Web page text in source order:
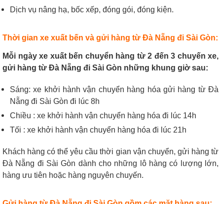
Dịch vụ nâng hạ, bốc xếp, đóng gói, đóng kiện.
Thời gian xe xuất bến và gửi hàng từ Đà Nẵng đi Sài Gòn:
Mỗi ngày xe xuất bến chuyển hàng từ 2 đến 3 chuyến xe,
gửi hàng từ Đà Nẵng đi Sài Gòn những khung giờ sau:
Sáng: xe khởi hành vận chuyển hàng hóa gửi hàng từ Đà
Nẵng đi Sài Gòn đi lúc 8h
Chiều : xe khởi hành vận chuyển hàng hóa đi lúc 14h
Tối : xe khởi hành vận chuyển hàng hóa đi lúc 21h
Khách hàng có thể yêu cầu thời gian vận chuyển, gửi hàng từ
Đà Nẵng đi Sài Gòn dành cho những lô hàng có lượng lớn,
hàng ưu tiên hoặc hàng nguyên chuyến.